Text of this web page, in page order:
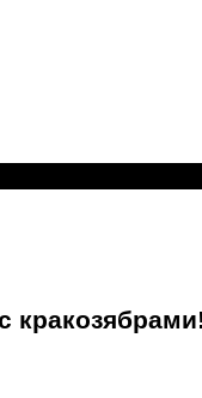
кракозябрами!